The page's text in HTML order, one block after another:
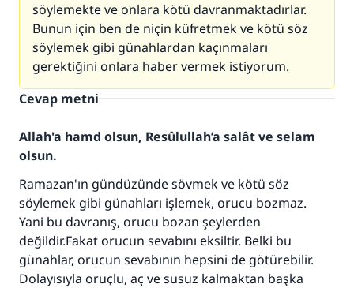
söylemekte ve onlara kötü davranmaktadırlar.
Bunun için ben de niçin küfretmek ve kötü söz
söylemek gibi günahlardan kaçınmaları
gerektiğini onlara haber vermek istiyorum.
Cevap metni
Allah'a hamd olsun, Resûlullah’a salât ve selam
olsun.
Ramazan'ın gündüzünde sövmek ve kötü söz
söylemek gibi günahları işlemek, orucu bozmaz.
Yani bu davranış, orucu bozan şeylerden
değildir.Fakat orucun sevabını eksiltir. Belki bu
günahlar, orucun sevabının hepsini de götürebilir.
Dolayısıyla oruçlu, aç ve susuz kalmaktan başka